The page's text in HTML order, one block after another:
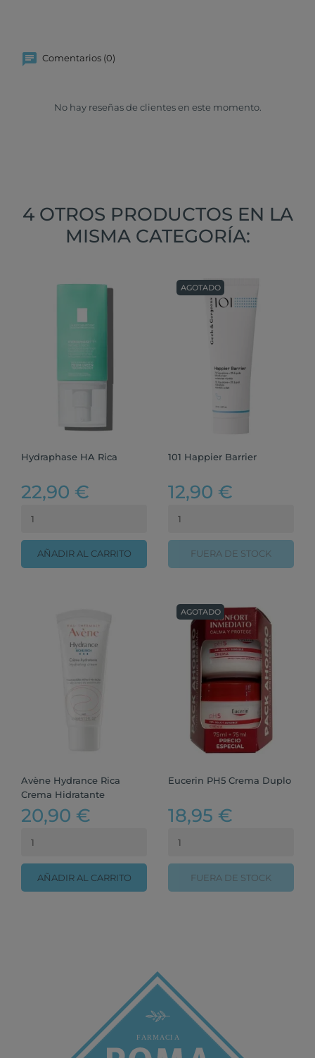
Comentarios (0)
No hay reseñas de clientes en este momento.
4 OTROS PRODUCTOS EN LA
MISMA CATEGORÍA:
Hydraphase HA Rica
22,90 €
AÑADIR AL CARRITO
101 Happier Barrier
12,90 €
FUERA DE STOCK
AGOTADO
Avène Hydrance Rica
Crema Hidratante
20,90 €
AÑADIR AL CARRITO
Eucerin PH5 Crema Duplo
18,95 €
FUERA DE STOCK
AGOTADO